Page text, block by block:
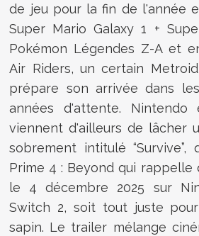
de jeu pour la fin de l'année
Super Mario Galaxy 1 +
Pokémon Légendes Z-A et
Air Riders, un certain
prépare son arrivée dans
années d'attente. Nintendo
viennent d'ailleurs de lâcher
sobrement intitulé
Prime 4 : Beyond qui rappelle
le 4 décembre 2025 sur
Switch 2, soit tout juste
sapin. Le trailer mélange